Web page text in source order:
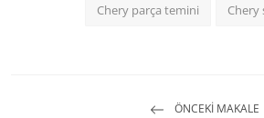
Chery parça temini Chery
ÖNCEKI MAKALE